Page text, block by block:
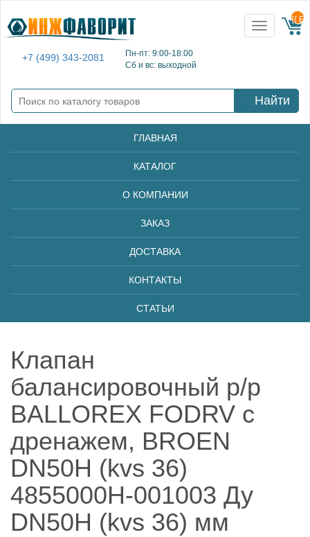
+7 (499) 343-2081
Пн-пт: 9:00-18:00
Сб и вс: выходной
Toggle
navigation
{{
Найти
ГЛАВНАЯ
КАТАЛОГ
О КОМПАНИИ
ЗАКАЗ
ДОСТАВКА
КОНТАКТЫ
СТАТЬИ
Клапан
балансировочный р/р
BALLOREX FODRV с
дренажем, BROEN
DN50H (kvs 36)
4855000H-001003 Ду
DN50H (kvs 36) мм